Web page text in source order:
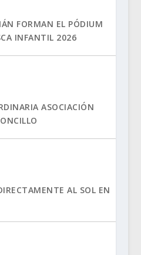
FORMAN EL PÓDIUM
INFANTIL 2026
ASOCIACIÓN
AL SOL EN